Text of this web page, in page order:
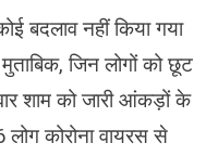
बदलाव नहीं किया गया
जिन लोगों को छूट
शाम को जारी आंकड़ों के
कोरोना वायरस से